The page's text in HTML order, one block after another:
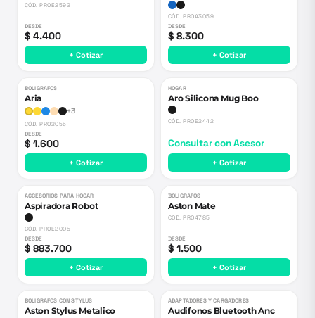
CÓD.PROE2592
DESDE
$ 4.400
+ Cotizar
CÓD.PROA3059
DESDE
$ 8.300
+ Cotizar
BOLIGRAFOS
Aria
+3
CÓD.PRO2055
DESDE
$ 1.600
+ Cotizar
HOGAR
Aro Silicona Mug Boo
CÓD.PROE2442
Consultar con Asesor
+ Cotizar
ACCESORIOS PARA HOGAR
Aspiradora Robot
CÓD.PROE2005
DESDE
$ 883.700
+ Cotizar
BOLIGRAFOS
Aston Mate
CÓD.PRO4785
DESDE
$ 1.500
+ Cotizar
BOLIGRAFOS CON STYLUS
Aston Stylus Metalico
ADAPTADORES Y CARGADORES
Audifonos Bluetooth Anc